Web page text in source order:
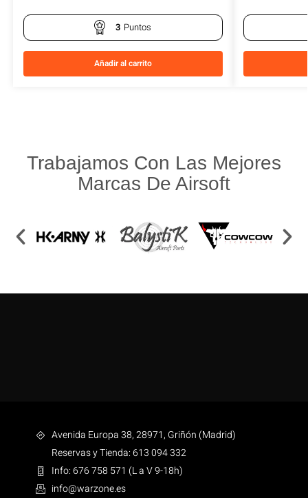
3 Puntos
Añadir al carrito
Trabajamos Con Las Mejores
Marcas De Airsoft
Avenida Europa 38, 28971, Griñón (Madrid)
Reservas y Tienda: 613 094 332
Info: 676 758 571 (L a V 9-18h)
info@warzone.es